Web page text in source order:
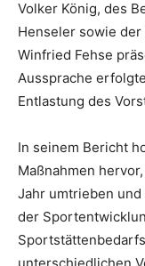
Volker König, des
Henseler sowie
Winfried Fehse
Aussprache
Entlastung des
In seinem Bericht
Maßnahmen
Jahr umtrieben
der